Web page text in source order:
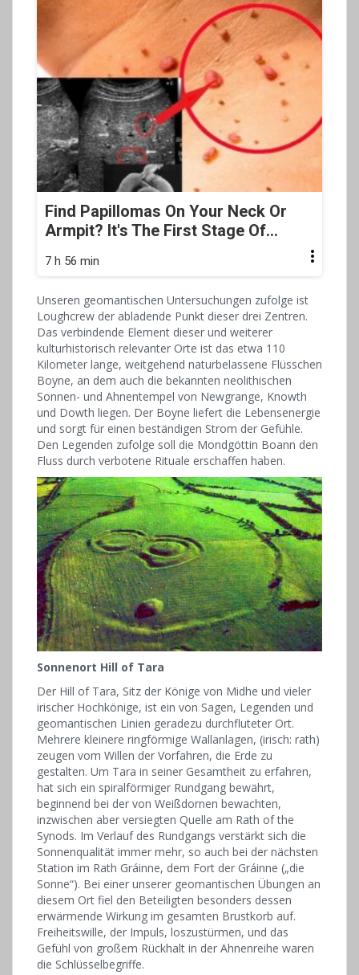
Find Papillomas On Your Neck Or
Armpit? It's The First Stage Of...
7 h 56 min
Unseren geomantischen Untersuchungen zufolge ist
Lough­crew der abladende Punkt dieser drei Zentren.
Das verbindende Element dieser und weiterer
kulturhistorisch relevanter Orte ist das etwa 110
Kilometer lange, weitgehend naturbelassene Flüsschen
Boyne, an dem auch die bekannten neolithischen
Sonnen- und Ahnentempel von Newgrange, Knowth
und Dowth liegen. Der Boyne liefert die Lebensenergie
und sorgt für einen beständigen Strom der Gefühle.
Den Legenden zufolge soll die Mondgöttin Boann den
Fluss durch verbotene Rituale erschaffen haben.
Sonnenort Hill of Tara
Der Hill of Tara, Sitz der Könige von ­Midhe und vieler
irischer Hochkönige, ist ein von Sagen, Legenden und
geomantischen Linien geradezu durchfluteter Ort.
Mehrere kleinere ringförmige Wallanlagen, (irisch: rath)
zeugen vom Willen der Vorfahren, die Erde zu
gestalten. Um Tara in seiner Gesamtheit zu erfahren,
hat sich ein spiralförmiger Rundgang bewährt,
beginnend bei der von Weißdornen bewachten,
inzwischen aber versiegten Quelle am Rath of the
Synods. Im Verlauf des Rundgangs ver­stärkt sich die
Sonnenqualität immer mehr, so auch bei der nächsten
Station im Rath Gráinne, dem Fort der Gráinne („die
Sonne“). Bei einer unserer geomantischen Übungen an
diesem Ort fiel den Beteiligten besonders dessen
erwärmende Wirkung im gesamten Brustkorb auf.
Freiheitswille, der Impuls, loszustürmen, und das
Gefühl von großem Rückhalt in der Ahnenreihe waren
die Schlüsselbegriffe.